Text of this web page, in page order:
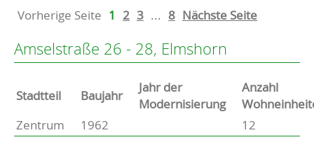
Vorherige Seite 1 2 3 ... 8 Nächste Seite
Amselstraße 26 - 28, Elmshorn
Stammdaten
Basisdaten zur Immobilie
Stadtteil Baujahr
Jahr der
Modernisierung
Anzahl
Zentrum
1962 12